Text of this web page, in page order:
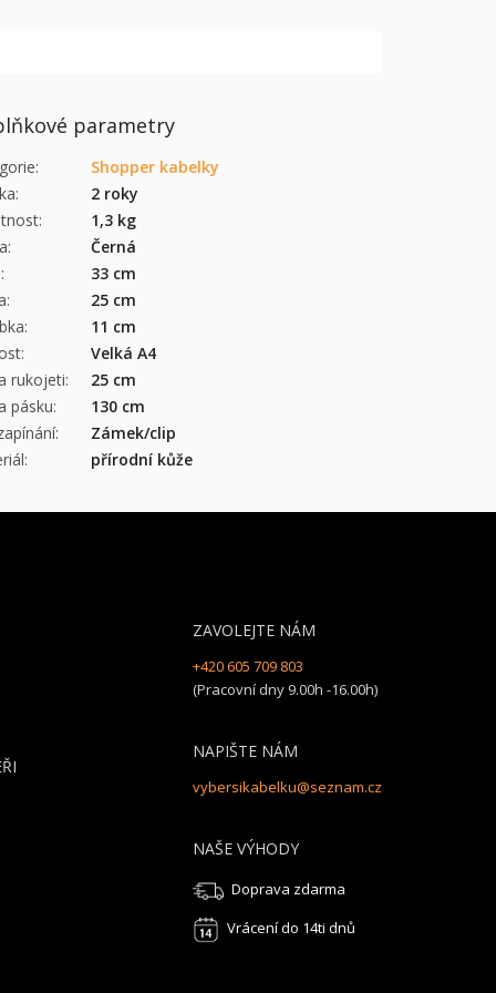
parametry
:
Shopper kabelky
:
2 roky
:
1,3 kg
:
Černá
:
33 cm
:
25 cm
:
11 cm
:
Velká A4
rukojeti:
25 cm
pásku:
130 cm
:
Zámek/clip
: přírodní kůže
ZAVOLEJTE NÁM
+420 605 709 803
(Pracovní dny 9.00h -16.00h)
NAPIŠTE NÁM
vybersikabelku@seznam.cz
NAŠE VÝHODY
Doprava zdarma
Vrácení do 14ti dnů